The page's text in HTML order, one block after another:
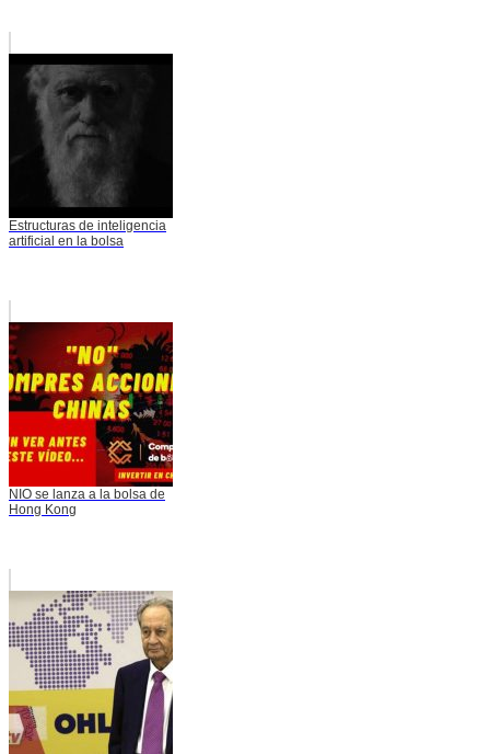
Estructuras de inteligencia
artificial en la bolsa
NIO se lanza a la bolsa de
Hong Kong